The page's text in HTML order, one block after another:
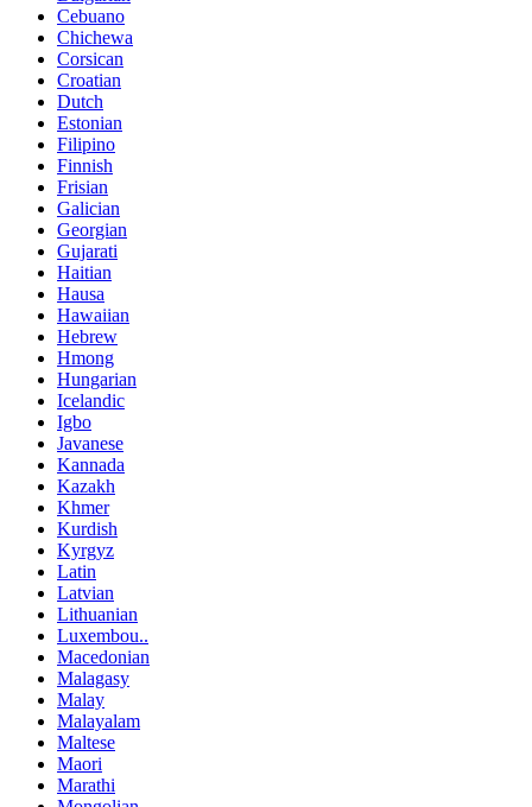
Cebuano
Chichewa
Corsican
Croatian
Dutch
Estonian
Filipino
Finnish
Frisian
Galician
Georgian
Gujarati
Haitian
Hausa
Hawaiian
Hebrew
Hmong
Hungarian
Icelandic
Igbo
Javanese
Kannada
Kazakh
Khmer
Kurdish
Kyrgyz
Latin
Latvian
Lithuanian
Luxembou..
Macedonian
Malagasy
Malay
Malayalam
Maltese
Maori
Marathi